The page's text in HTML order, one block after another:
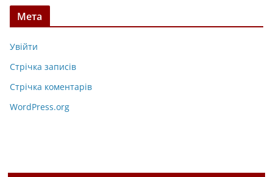
Мета
Увійти
Стрічка записів
Стрічка коментарів
WordPress.org